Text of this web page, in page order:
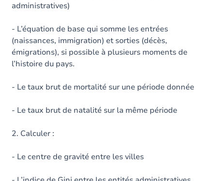
administratives)
- L’équation de base qui somme les entrées
(naissances, immigration) et sorties (décès,
émigrations), si possible à plusieurs moments de
l’histoire du pays.
- Le taux brut de mortalité sur une période donnée
- Le taux brut de natalité sur la même période
2. Calculer :
- Le centre de gravité entre les villes